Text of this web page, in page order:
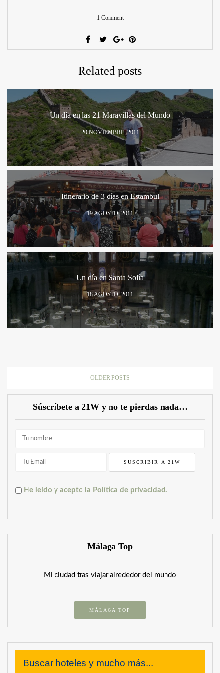
1 Comment
Related posts
Un día en las 21 Maravillas del Mundo
20 NOVIEMBRE, 2011
Itinerario de 3 días en Estambul
19 AGOSTO, 2011
Un día en Santa Sofía
18 AGOSTO, 2011
OLDER POSTS
Súscríbete a 21W y no te pierdas nada…
He leído y acepto la Política de privacidad.
Málaga Top
Mi ciudad tras viajar alrededor del mundo
MÁLAGA TOP
Buscar hoteles y mucho más...